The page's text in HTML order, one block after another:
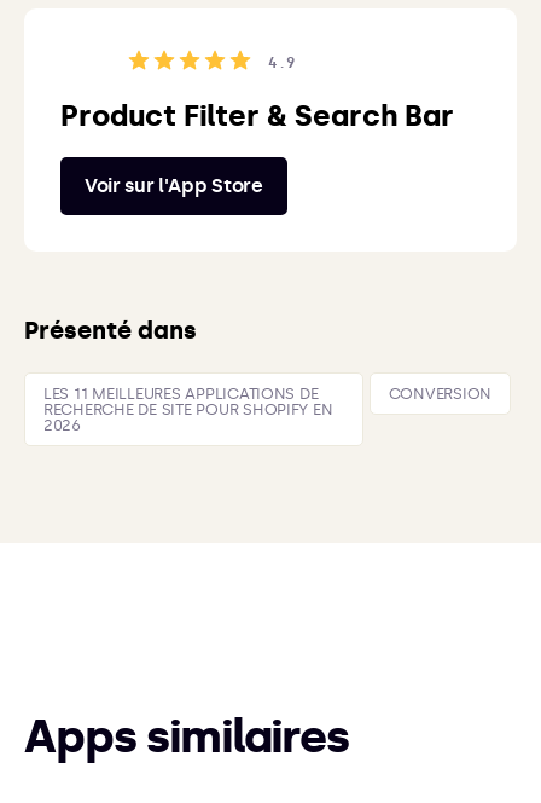
4.9
Product Filter & Search Bar
Voir sur l'App Store
Présenté dans
LES 11 MEILLEURES APPLICATIONS DE
RECHERCHE DE SITE POUR SHOPIFY EN
2026
CONVERSION
Apps similaires